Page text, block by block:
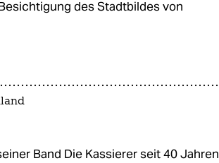
des Stadtbildes von
Band Die Kassierer seit 40 Jahren